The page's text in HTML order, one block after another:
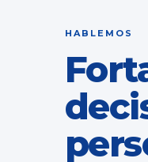
HABLEMOS